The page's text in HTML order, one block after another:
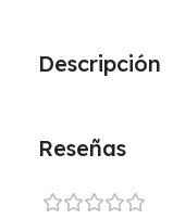
Descripción
Reseñas